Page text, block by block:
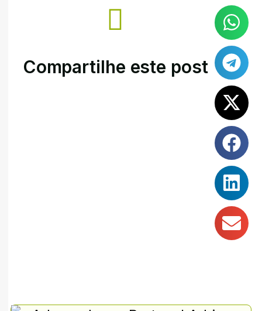
Compartilhe este post